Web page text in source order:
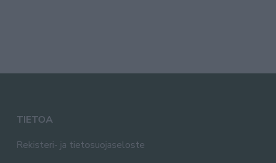
TIETOA
Rekisteri- ja tietosuojaseloste